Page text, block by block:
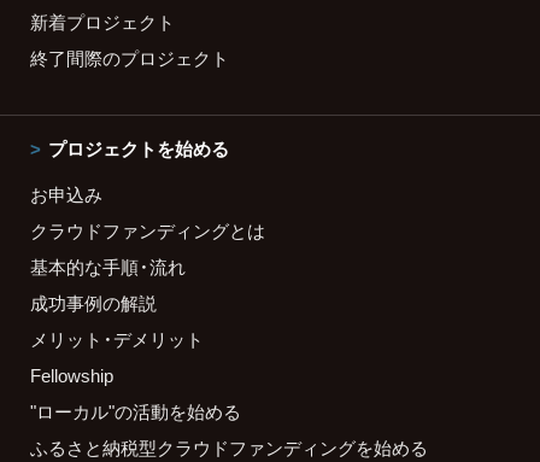
新着プロジェクト
終了間際のプロジェクト
プロジェクトを始める
お申込み
クラウドファンディングとは
基本的な手順・流れ
成功事例の解説
メリット・デメリット
Fellowship
"ローカル"の活動を始める
ふるさと納税型クラウドファンディングを始める